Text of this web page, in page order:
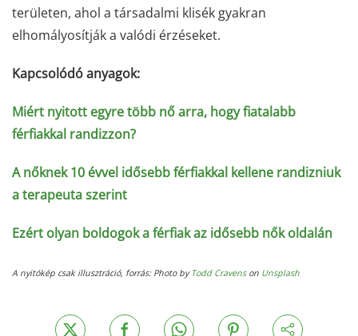
területen, ahol a társadalmi klisék gyakran
elhomályosítják a valódi érzéseket.
Kapcsolódó anyagok:
Miért nyitott egyre több nő arra, hogy fiatalabb
férfiakkal randizzon?
A nőknek 10 évvel idősebb férfiakkal kellene randizniuk
a terapeuta szerint
Ezért olyan boldogok a férfiak az idősebb nők oldalán
A nyitókép csak illusztráció, forrás: Photo by Todd Cravenson Unsplash